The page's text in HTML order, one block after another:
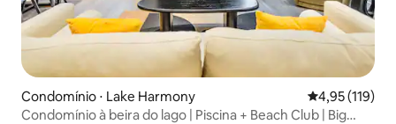
Condomínio ⋅ Lake Harmony 4,95 de uma
4,95 (119)
Condomínio à beira do lago | Piscina + Beach Club | Big